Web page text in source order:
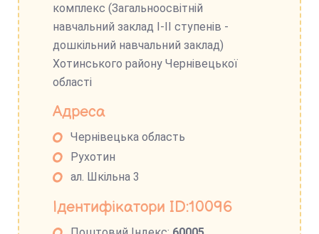
комплекс (Загальноосвітній
навчальний заклад І-ІІ ступенів -
дошкільний навчальний заклад)
Хотинського району Чернівецької
області
Адреса
Чернівецька область
Рухотин
ал. Шкільна 3
Ідентифікатори ID:10096